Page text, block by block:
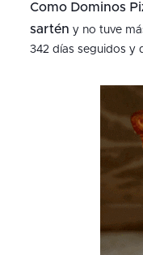
Como Dominos
sartén y no tuve
342 días seguidos y